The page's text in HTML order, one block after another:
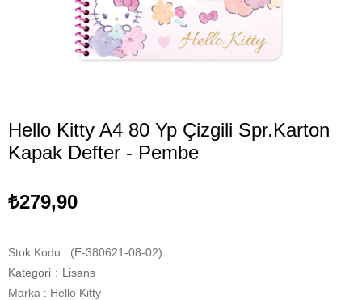
Hello Kitty A4 80 Yp Çizgili Spr.Karton
Kapak Defter - Pembe
₺279,90
Stok Kodu
(E-380621-08-02)
Kategori : Lisans
Marka : Hello Kitty